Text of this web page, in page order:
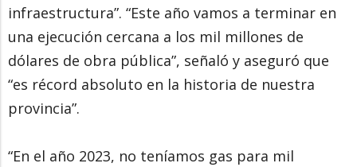
infraestructura”. “Este año vamos a terminar en
una ejecución cercana a los mil millones de
dólares de obra pública”, señaló y aseguró que
“es récord absoluto en la historia de nuestra
provincia”.
“En el año 2023, no teníamos gas para mil